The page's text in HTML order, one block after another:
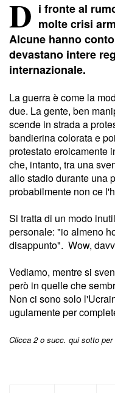
D i fronte al
molte crisi
Alcune hanno
devastano intere
internazionale.
La guerra è come la
due. La gente, ben
scende in strada a
bandierina colorata e
protestato eroicamente
che, intanto, tra una
allo stadio durante una
probabilmente non ce
Si tratta di un modo
personale: "io almeno
disappunto". Wow,
Vediamo, mentre si
però in quelle che
Non ci sono solo
ugulamente per
Clicca 2 o succ. qui sotto